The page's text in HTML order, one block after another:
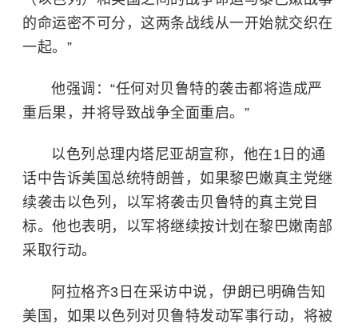
的命运密不可分，这两条战线从一开始就交织在
一起。”
他强调：“任何对贝鲁特的袭击都将造成严
重后果，并将导致战争全面重启。”
以色列总理内塔尼亚胡宣称，他在1日的通
话中告诉美国总统特朗普，如果黎巴嫩真主党继
续袭击以色列，以军将袭击贝鲁特的真主党目
标。他也表明，以军将继续按计划在黎巴嫩南部
采取行动。
阿拉格齐3日在采访中说，伊朗已明确告知
美国，如果以色列对贝鲁特发动军事行动，将被